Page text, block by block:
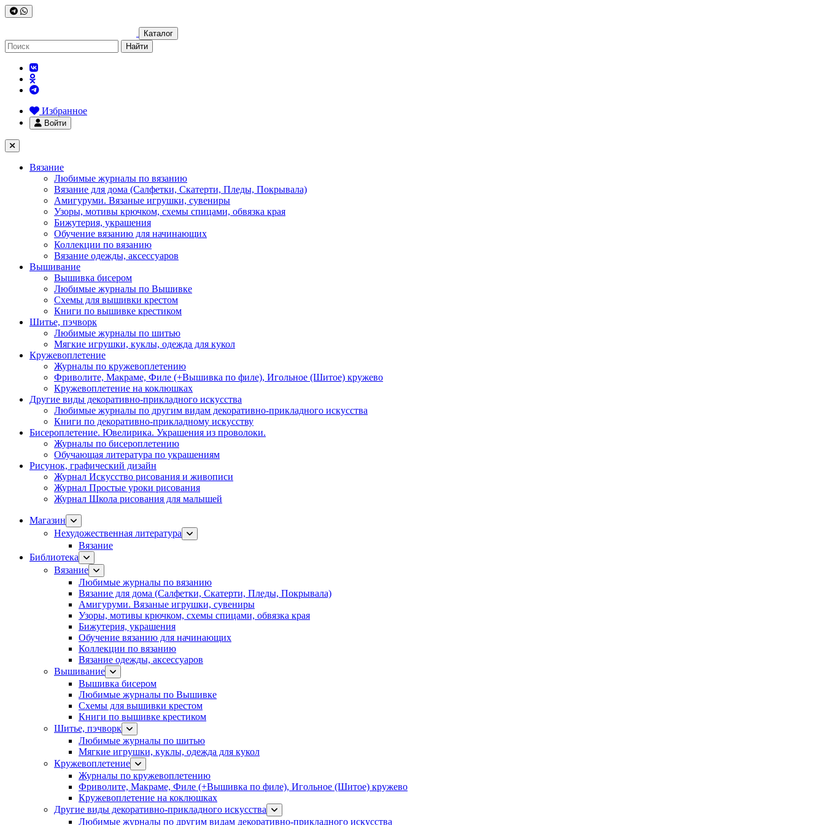
Каталог
Найти
Избранное
Войти
Вязание
Любимые журналы по вязанию
Вязание для дома (Салфетки, Скатерти, Пледы, Покрывала)
Амигуруми. Вязаные игрушки, сувениры
Узоры, мотивы крючком, схемы спицами, обвязка края
Бижутерия, украшения
Обучение вязанию для начинающих
Коллекции по вязанию
Вязание одежды, аксессуаров
Вышивание
Вышивка бисером
Любимые журналы по Вышивке
Схемы для вышивки крестом
Книги по вышивке крестиком
Шитье, пэчворк
Любимые журналы по шитью
Мягкие игрушки, куклы, одежда для кукол
Кружевоплетение
Журналы по кружевоплетению
Фриволите, Макраме, Филе (+Вышивка по филе), Игольное (Шитое) кружево
Кружевоплетение на коклюшках
Другие виды декоративно-прикладного искусства
Любимые журналы по другим видам декоративно-прикладного искусства
Книги по декоративно-прикладному искусству
Бисероплетение. Ювелирика. Украшения из проволоки.
Журналы по бисероплетению
Обучающая литература по украшениям
Рисунок, графический дизайн
Журнал Искусство рисования и живописи
Журнал Простые уроки рисования
Журнал Школа рисования для малышей
Магазин
Нехудожественная литература
Вязание
Библиотека
Вязание
Любимые журналы по вязанию
Вязание для дома (Салфетки, Скатерти, Пледы, Покрывала)
Амигуруми. Вязаные игрушки, сувениры
Узоры, мотивы крючком, схемы спицами, обвязка края
Бижутерия, украшения
Обучение вязанию для начинающих
Коллекции по вязанию
Вязание одежды, аксессуаров
Вышивание
Вышивка бисером
Любимые журналы по Вышивке
Схемы для вышивки крестом
Книги по вышивке крестиком
Шитье, пэчворк
Любимые журналы по шитью
Мягкие игрушки, куклы, одежда для кукол
Кружевоплетение
Журналы по кружевоплетению
Фриволите, Макраме, Филе (+Вышивка по филе), Игольное (Шитое) кружево
Кружевоплетение на коклюшках
Другие виды декоративно-прикладного искусства
Любимые журналы по другим видам декоративно-прикладного искусства